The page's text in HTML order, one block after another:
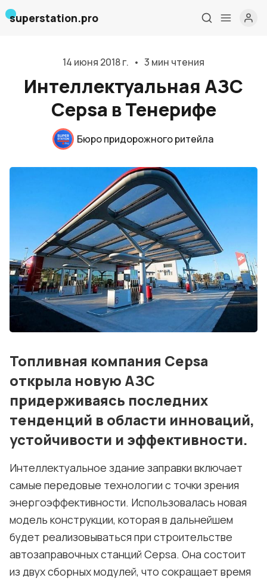
Главная
О нас
Дизайн и проектирование
Консалтинг и обучение
Блог
События
Контакты
Лучшие АЗС мира
Мнения
Подписка
Условия использования материалов
Политика конфиденциальности и cookie
superstation.pro
14 июня 2018 г. • 3 мин чтения
Интеллектуальная АЗС
Cepsa в Тенерифе
Бюро придорожного ритейла
Топливная компания Cepsa
открыла новую АЗС
придерживаясь последних
тенденций в области инноваций,
устойчивости и эффективности.
Интеллектуальное здание заправки включает
самые передовые технологии с точки зрения
энергоэффективности. Использовалась новая
модель конструкции, которая в дальнейшем
будет реализовываться при строительстве
автозаправочных станций Cepsa. Она состоит
из двух сборных модулей, что сокращает время